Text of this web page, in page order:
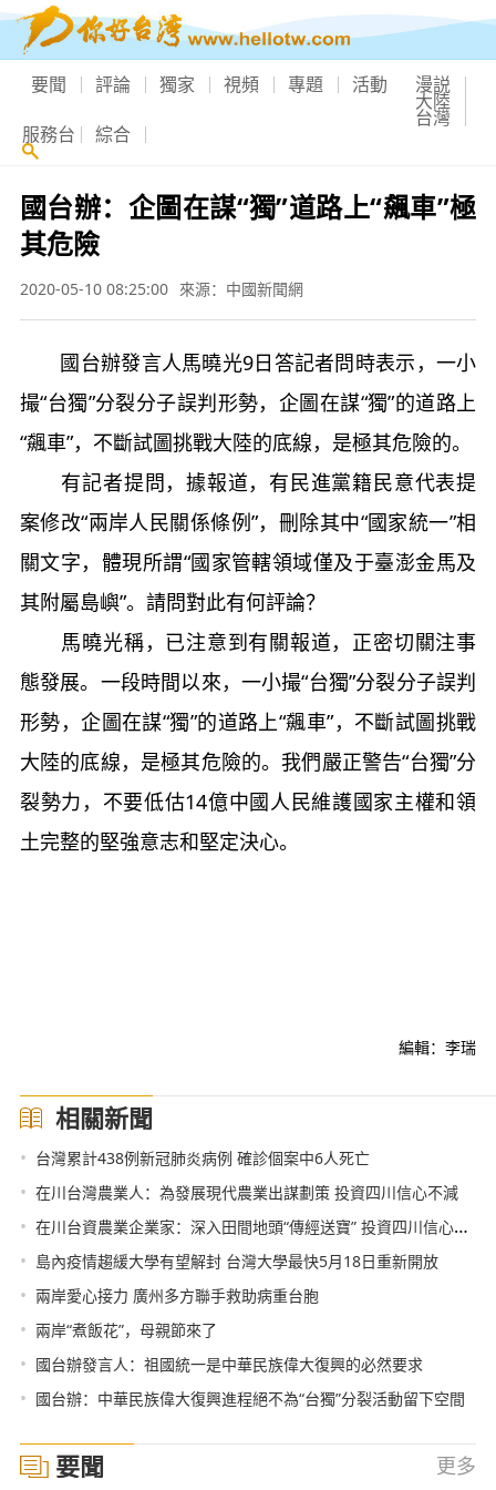
要聞 評論 獨家 視頻 專題 活動 漫説
大陸
台灣
服務台 綜合
國台辦：企圖在謀“獨”道路上“飆車”極
其危險
2020-05-10 08:25:00 來源：中國新聞網
國台辦發言人馬曉光9日答記者問時表示，一小
撮“台獨”分裂分子誤判形勢，企圖在謀“獨”的道路上
“飆車”，不斷試圖挑戰大陸的底線，是極其危險的。
有記者提問，據報道，有民進黨籍民意代表提
案修改“兩岸人民關係條例”，刪除其中“國家統一”相
關文字，體現所謂“國家管轄領域僅及于臺澎金馬及
其附屬島嶼”。請問對此有何評論？
馬曉光稱，已注意到有關報道，正密切關注事
態發展。一段時間以來，一小撮“台獨”分裂分子誤判
形勢，企圖在謀“獨”的道路上“飆車”，不斷試圖挑戰
大陸的底線，是極其危險的。我們嚴正警告“台獨”分
裂勢力，不要低估14億中國人民維護國家主權和領
土完整的堅強意志和堅定決心。
編輯：李瑞
相關新聞
• 台灣累計438例新冠肺炎病例 確診個案中6人死亡
• 在川台灣農業人：為發展現代農業出謀劃策 投資四川信心不減
• 在川台資農業企業家：深入田間地頭“傳經送寶” 投資四川信心不減
• 島內疫情趨緩大學有望解封 台灣大學最快5月18日重新開放
• 兩岸愛心接力 廣州多方聯手救助病重台胞
• 兩岸“煮飯花”，母親節來了
• 國台辦發言人：祖國統一是中華民族偉大復興的必然要求
• 國台辦：中華民族偉大復興進程絕不為“台獨”分裂活動留下空間
要聞 更多